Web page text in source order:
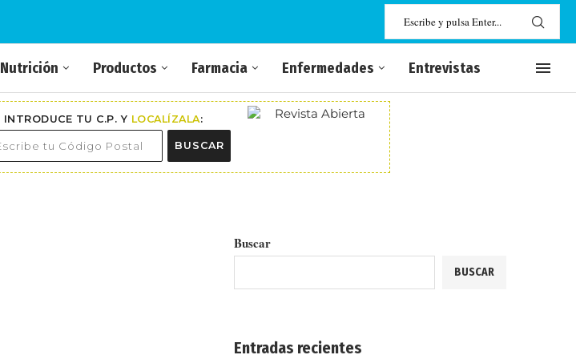
Nutrición Productos Farmacia Enfermedades Entrevistas
INTRODUCE TU C.P. Y LOCALÍZALA:
BUSCAR
Buscar
BUSCAR
Entradas recientes